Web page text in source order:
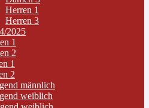
Herren 1
Herren 3
2025
1
2
1
2
männlich
weiblich